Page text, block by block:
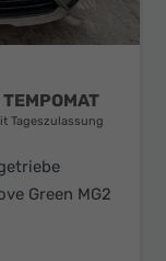
TEMPOMAT
Tageszulassung
Green MG2